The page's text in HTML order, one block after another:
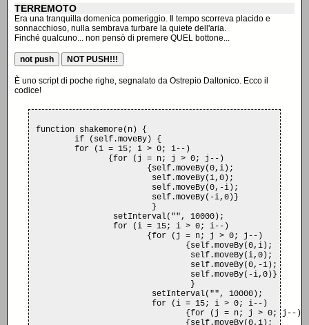
TERREMOTO
Era una tranquilla domenica pomeriggio. Il tempo scorreva placido e
sonnacchioso, nulla sembrava turbare la quiete dell'aria.
Finché qualcuno... non pensò di premere QUEL bottone...
È uno script di poche righe, segnalato da Ostrepio Daltonico. Ecco il
codice!
function shakemore(n) {